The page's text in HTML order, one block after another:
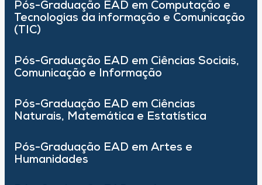
Pós-Graduação EAD em Computação e
Tecnologias da informação e Comunicação
(TIC)
Pós-Graduação EAD em Ciências Sociais,
Comunicação e Informação
Pós-Graduação EAD em Ciências
Naturais, Matemática e Estatística
Pós-Graduação EAD em Artes e
Humanidades